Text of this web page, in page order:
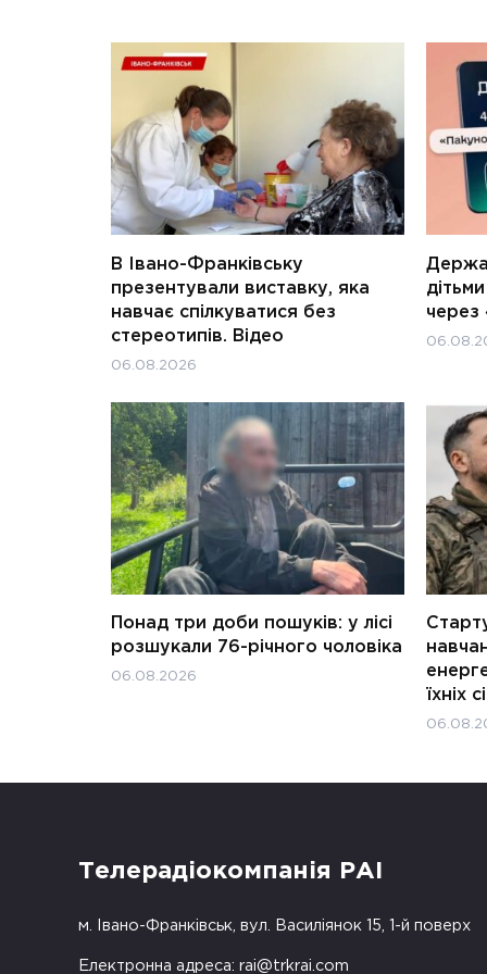
В Івано-Франківську
презентували виставку, яка
навчає спілкуватися без
стереотипів. Відео
06.08.2026
через
Понад три доби пошуків: у лісі
розшукали 76-річного чоловіка
06.08.2026
їхніх
Телерадіокомпанія РАІ
м. Івано-Франківськ, вул. Василіянок 15, 1-й поверх
Електронна адреса: rai@trkrai.com